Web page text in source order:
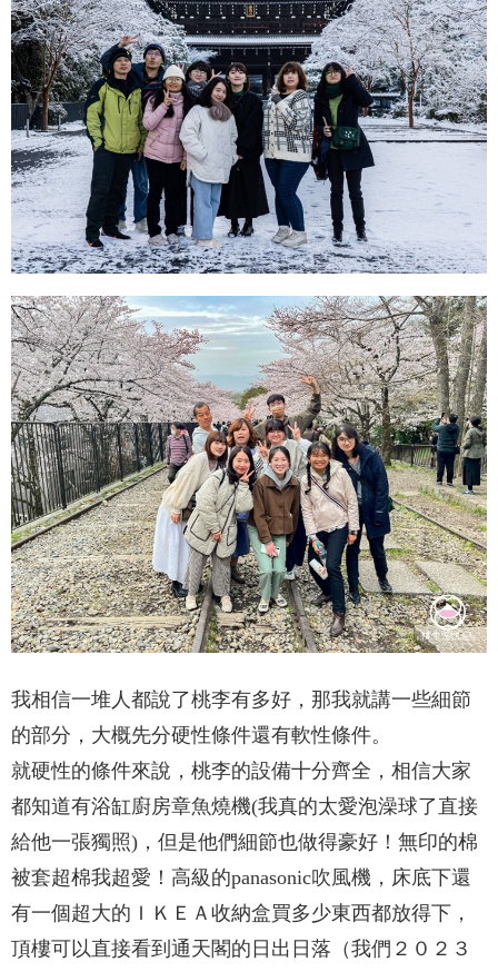
我相信一堆人都說了桃李有多好，那我就講一些細節
的部分，大概先分硬性條件還有軟性條件。
就硬性的條件來說，桃李的設備十分齊全，相信大家
都知道有浴缸廚房章魚燒機(我真的太愛泡澡球了直接
給他一張獨照)，但是他們細節也做得豪好！無印的棉
被套超棉我超愛！高級的panasonic吹風機，床底下還
有一個超大的ＩＫＥＡ收納盒買多少東西都放得下，
頂樓可以直接看到通天閣的日出日落（我們２０２３